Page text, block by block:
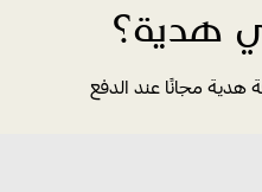
هدية؟
هدية مجانًا عند الدفع